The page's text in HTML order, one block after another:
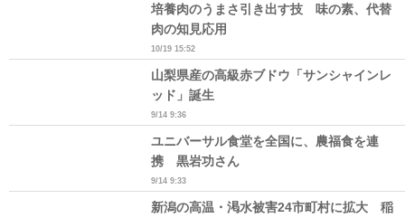
培養肉のうまさ引き出す技 味の素、代替
肉の知見応用
10/19 15:52
山梨県産の高級赤ブドウ「サンシャインレ
ッド」誕生
9/14 9:36
ユニバーサル食堂を全国に、農福食を連
携 黒岩功さん
9/14 9:33
新潟の高温・渇水被害24市町村に拡大 稲